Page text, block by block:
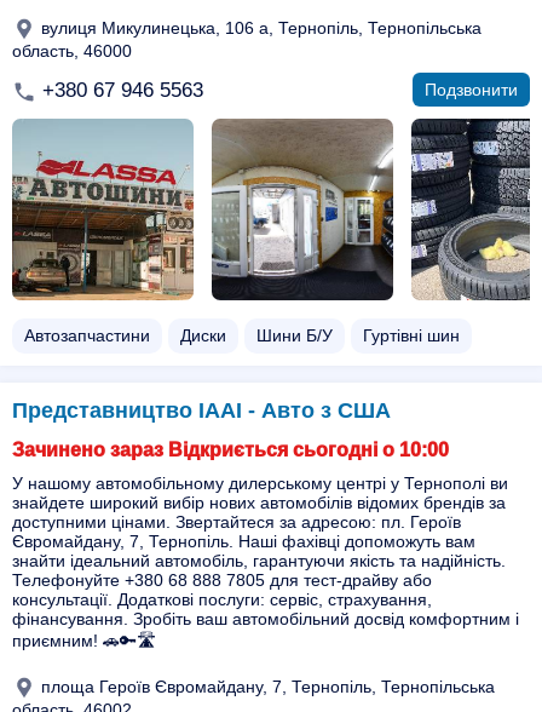
вулиця Микулинецька, 106 а, Тернопіль, Тернопільська
область, 46000
+380 67 946 5563 Подзвонити
Автозапчастини Диски Шини Б/У Гуртівні шин
Представництво IAAI - Авто з США
Зачинено зараз Відкриється сьогодні о 10:00
У нашому автомобільному дилерському центрі у Тернополі ви
знайдете широкий вибір нових автомобілів відомих брендів за
доступними цінами. Звертайтеся за адресою: пл. Героїв
Євромайдану, 7, Тернопіль. Наші фахівці допоможуть вам
знайти ідеальний автомобіль, гарантуючи якість та надійність.
Телефонуйте +380 68 888 7805 для тест-драйву або
консультації. Додаткові послуги: сервіс, страхування,
фінансування. Зробіть ваш автомобільний досвід комфортним і
приємним! 🚗🔑🛣️
площа Героїв Євромайдану, 7, Тернопіль, Тернопільська